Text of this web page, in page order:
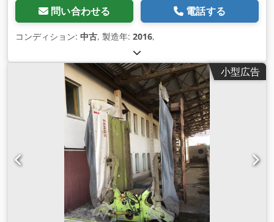
問い合わせる 電話する
コンディション: 中古, 製造年: 2016,
小型広告